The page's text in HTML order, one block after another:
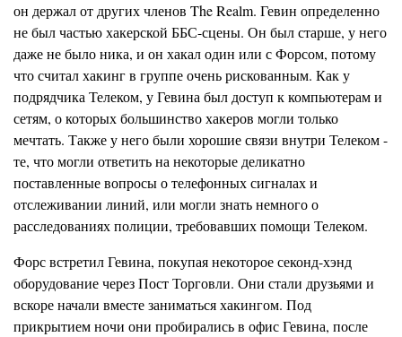
он держал от других членов The Realm. Гевин определенно
не был частью хакерской ББС-сцены. Он был старше, у него
даже не было ника, и он хакал один или с Форсом, потому
что считал хакинг в группе очень рискованным. Как у
подрядчика Телеком, у Гевина был доступ к компьютерам и
сетям, о которых большинство хакеров могли только
мечтать. Также у него были хорошие связи внутри Телеком -
те, что могли ответить на некоторые деликатно
поставленные вопросы о телефонных сигналах и
отслеживании линий, или могли знать немного о
расследованиях полиции, требовавших помощи Телеком.
Форс встретил Гевина, покупая некоторое секонд-хэнд
оборудование через Пост Торговли. Они стали друзьями и
вскоре начали вместе заниматься хакингом. Под
прикрытием ночи они пробирались в офис Гевина, после